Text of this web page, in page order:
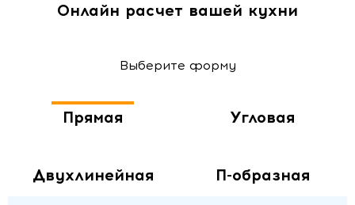
Онлайн расчет вашей кухни
Выберите форму
Прямая Угловая
Двухлинейная П-образная